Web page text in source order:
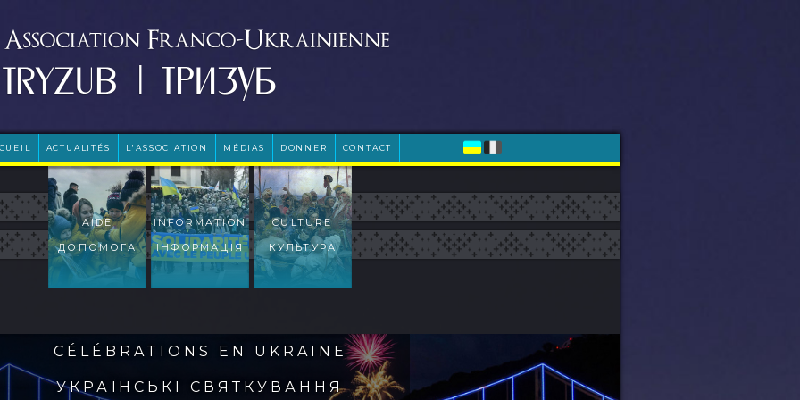
ACTUALITÉS L'ASSOCIATION MÉDIAS DONNER CONTACT
AIDE
ДОПОМОГА
INFORMATION
ІНФОРМАЦІЯ
CULTURE
КУЛЬТУРА
CÉLÉBRATIONS EN UKRAINE
УКРАЇНСЬКІ СВЯТКУВАННЯ